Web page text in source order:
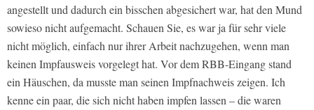
angestellt und dadurch ein bisschen abgesichert war, hat den Mund
sowieso nicht aufgemacht. Schauen Sie, es war ja für sehr viele
nicht möglich, einfach nur ihrer Arbeit nachzugehen, wenn man
keinen Impfausweis vorgelegt hat. Vor dem RBB-Eingang stand
ein Häuschen, da musste man seinen Impfnachweis zeigen. Ich
kenne ein paar, die sich nicht haben impfen lassen – die waren